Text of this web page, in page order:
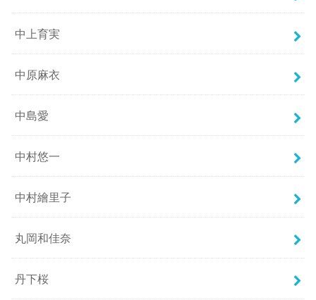
中上育実
中原麻衣
中島愛
中村悠一
中村繪里子
丸岡和佳奈
丹下桜